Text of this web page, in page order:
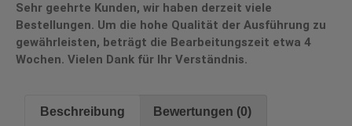
Sehr geehrte Kunden, wir haben derzeit viele
Bestellungen. Um die hohe Qualität der Ausführung zu
gewährleisten, beträgt die Bearbeitungszeit etwa 4
Wochen. Vielen Dank für Ihr Verständnis.
Beschreibung Bewertungen (0)